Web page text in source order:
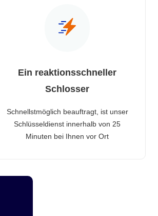
Ein reaktionsschneller
Schlosser
Schnellstmöglich beauftragt, ist unser
Schlüsseldienst innerhalb von 25
Minuten bei Ihnen vor Ort